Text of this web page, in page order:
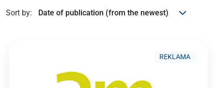
Sort by:
REKLAMA